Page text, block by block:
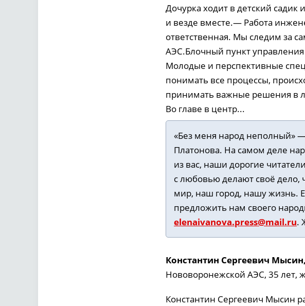
Дочурка ходит в детский
и везде вместе.— Работа
ответственная. Мы следим за
АЭС.Блочный пункт
Молодые и перспективные
понимать все процессы,
принимать важные решения в
Во главе в центр...
«Без меня народ неполный»
Платонова. На самом деле
из вас, наши дорогие
с любовью делают своё дело,
мир, наш город, нашу жизнь.
предложить нам своего
elenaivanova.press@mail.ru.
Константин Сергеевич Мысин,
Нововоронежской АЭС, 35 лет,
Константин Сергеевич Мысин